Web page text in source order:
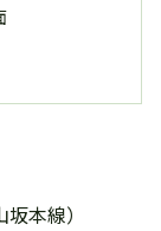
本線）